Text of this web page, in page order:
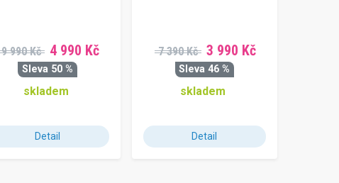
9 990 Kč 4 990 Kč
Sleva 50 %
skladem
Detail
7 390 Kč 3 990 Kč
Sleva 46 %
skladem
Detail